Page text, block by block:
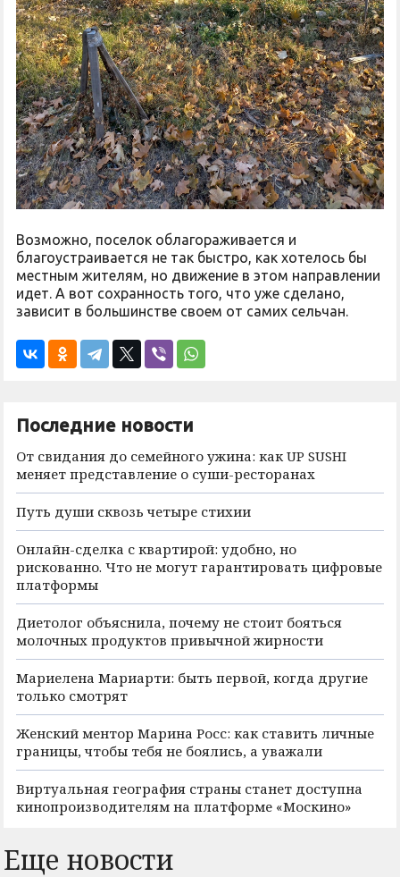
Возможно, поселок облагораживается и
благоустраивается не так быстро, как хотелось бы
местным жителям, но движение в этом направлении
идет. А вот сохранность того, что уже сделано,
зависит в большинстве своем от самих сельчан.
Последние новости
От свидания до семейного ужина: как UP SUSHI
меняет представление о суши-ресторанах
Путь души сквозь четыре стихии
Онлайн-сделка с квартирой: удобно, но
рискованно. Что не могут гарантировать цифровые
платформы
Диетолог объяснила, почему не стоит бояться
молочных продуктов привычной жирности
Мариелена Мариарти: быть первой, когда другие
только смотрят
Женский ментор Марина Росс: как ставить личные
границы, чтобы тебя не боялись, а уважали
Виртуальная география страны станет доступна
кинопроизводителям на платформе «Москино»
Еще новости